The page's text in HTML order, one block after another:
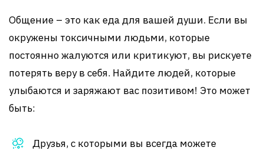
Общение – это как еда для вашей души. Если вы
окружены токсичными людьми, которые
постоянно жалуются или критикуют, вы рискуете
потерять веру в себя. Найдите людей, которые
улыбаются и заряжают вас позитивом! Это может
быть:
Друзья, с которыми вы всегда можете